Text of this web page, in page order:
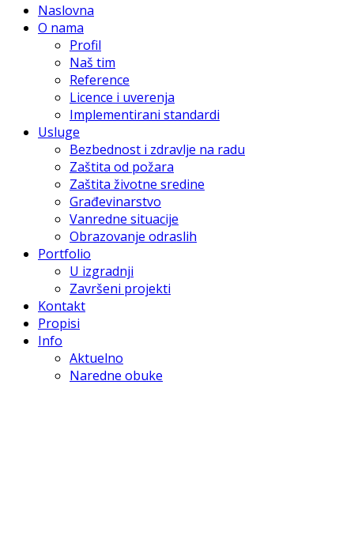
Naslovna
O nama
Profil
Naš tim
Reference
Licence i uverenja
Implementirani standardi
Usluge
Bezbednost i zdravlje na radu
Zaštita od požara
Zaštita životne sredine
Građevinarstvo
Vanredne situacije
Obrazovanje odraslih
Portfolio
U izgradnji
Završeni projekti
Kontakt
Propisi
Info
Aktuelno
Naredne obuke